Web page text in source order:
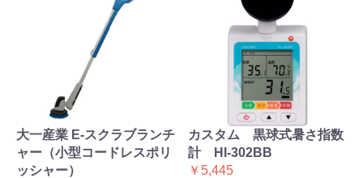
大一産業 E-スクラブランチ
ャー（小型コードレスポリ
ッシャー）
カスタム 黒球式暑さ指数
計 HI-302BB
￥5,445